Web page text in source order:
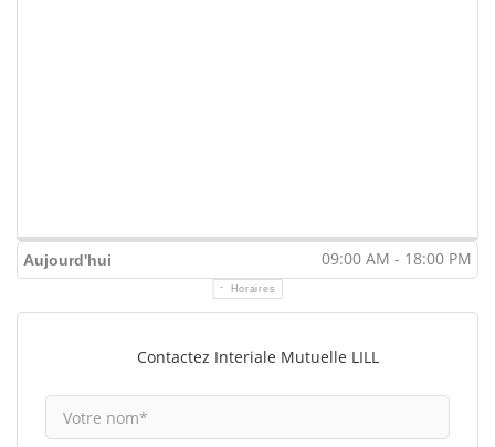
Aujourd'hui 09:00 AM - 18:00 PM
Horaires
Contactez Interiale Mutuelle LILL